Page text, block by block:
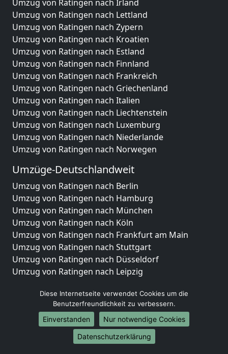
Umzug von Ratingen nach Irland
Umzug von Ratingen nach Lettland
Umzug von Ratingen nach Zypern
Umzug von Ratingen nach Kroatien
Umzug von Ratingen nach Estland
Umzug von Ratingen nach Finnland
Umzug von Ratingen nach Frankreich
Umzug von Ratingen nach Griechenland
Umzug von Ratingen nach Italien
Umzug von Ratingen nach Liechtenstein
Umzug von Ratingen nach Luxemburg
Umzug von Ratingen nach Niederlande
Umzug von Ratingen nach Norwegen
Umzüge-Deutschlandweit
Umzug von Ratingen nach Berlin
Umzug von Ratingen nach Hamburg
Umzug von Ratingen nach München
Umzug von Ratingen nach Köln
Umzug von Ratingen nach Frankfurt am Main
Umzug von Ratingen nach Stuttgart
Umzug von Ratingen nach Düsseldorf
Umzug von Ratingen nach Leipzig
Umzug von Ratingen nach Essen
Umzug von Ratingen nach Bremen
Umzug von Ratingen nach Dresden
Umzug von Ratingen nach Hannover
Umzug von Ratingen nach Nürnberg
Diese Internetseite verwendet Cookies um die
Benutzerfreundlichkeit zu verbessern.
Einverstanden
Nur notwendige Cookies
Datenschutzerklärung